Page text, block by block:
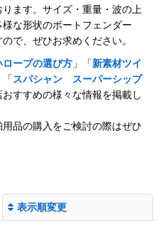
ます。サイズ・重量・波の上
な形状のボートフェンダー
で、ぜひお求めください。
ロープの選び方 」「新素材ツイ
「スパシャン スーパーシップ
すすめの様々な情報を掲載し
品の購入をご検討の際はぜひ
表示順変更